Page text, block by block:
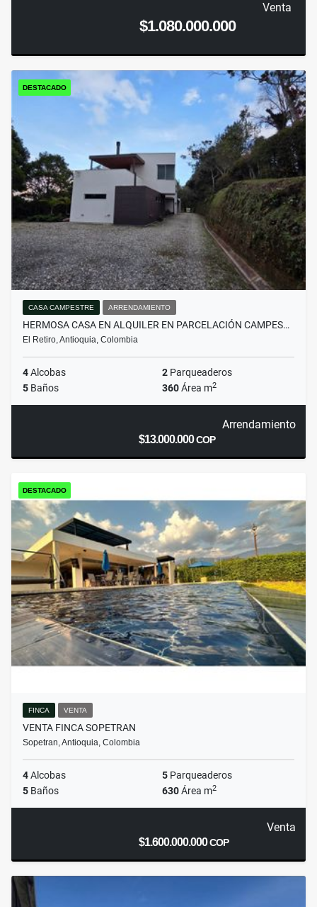
Venta
$1.080.000.000
DESTACADO
CASA CAMPESTRE ARRENDAMIENTO
HERMOSA CASA EN ALQUILER EN PARCELACIÓN CAMPES…
El Retiro, Antioquia, Colombia
4Alcobas 2 Parqueaderos
5 Baños 360Área m2
Arrendamiento
$13.000.000COP
DESTACADO
FINCA VENTA
VENTA FINCA SOPETRAN
Sopetran, Antioquia, Colombia
4Alcobas 5 Parqueaderos
5 Baños 630Área m2
Venta
$1.600.000.000COP